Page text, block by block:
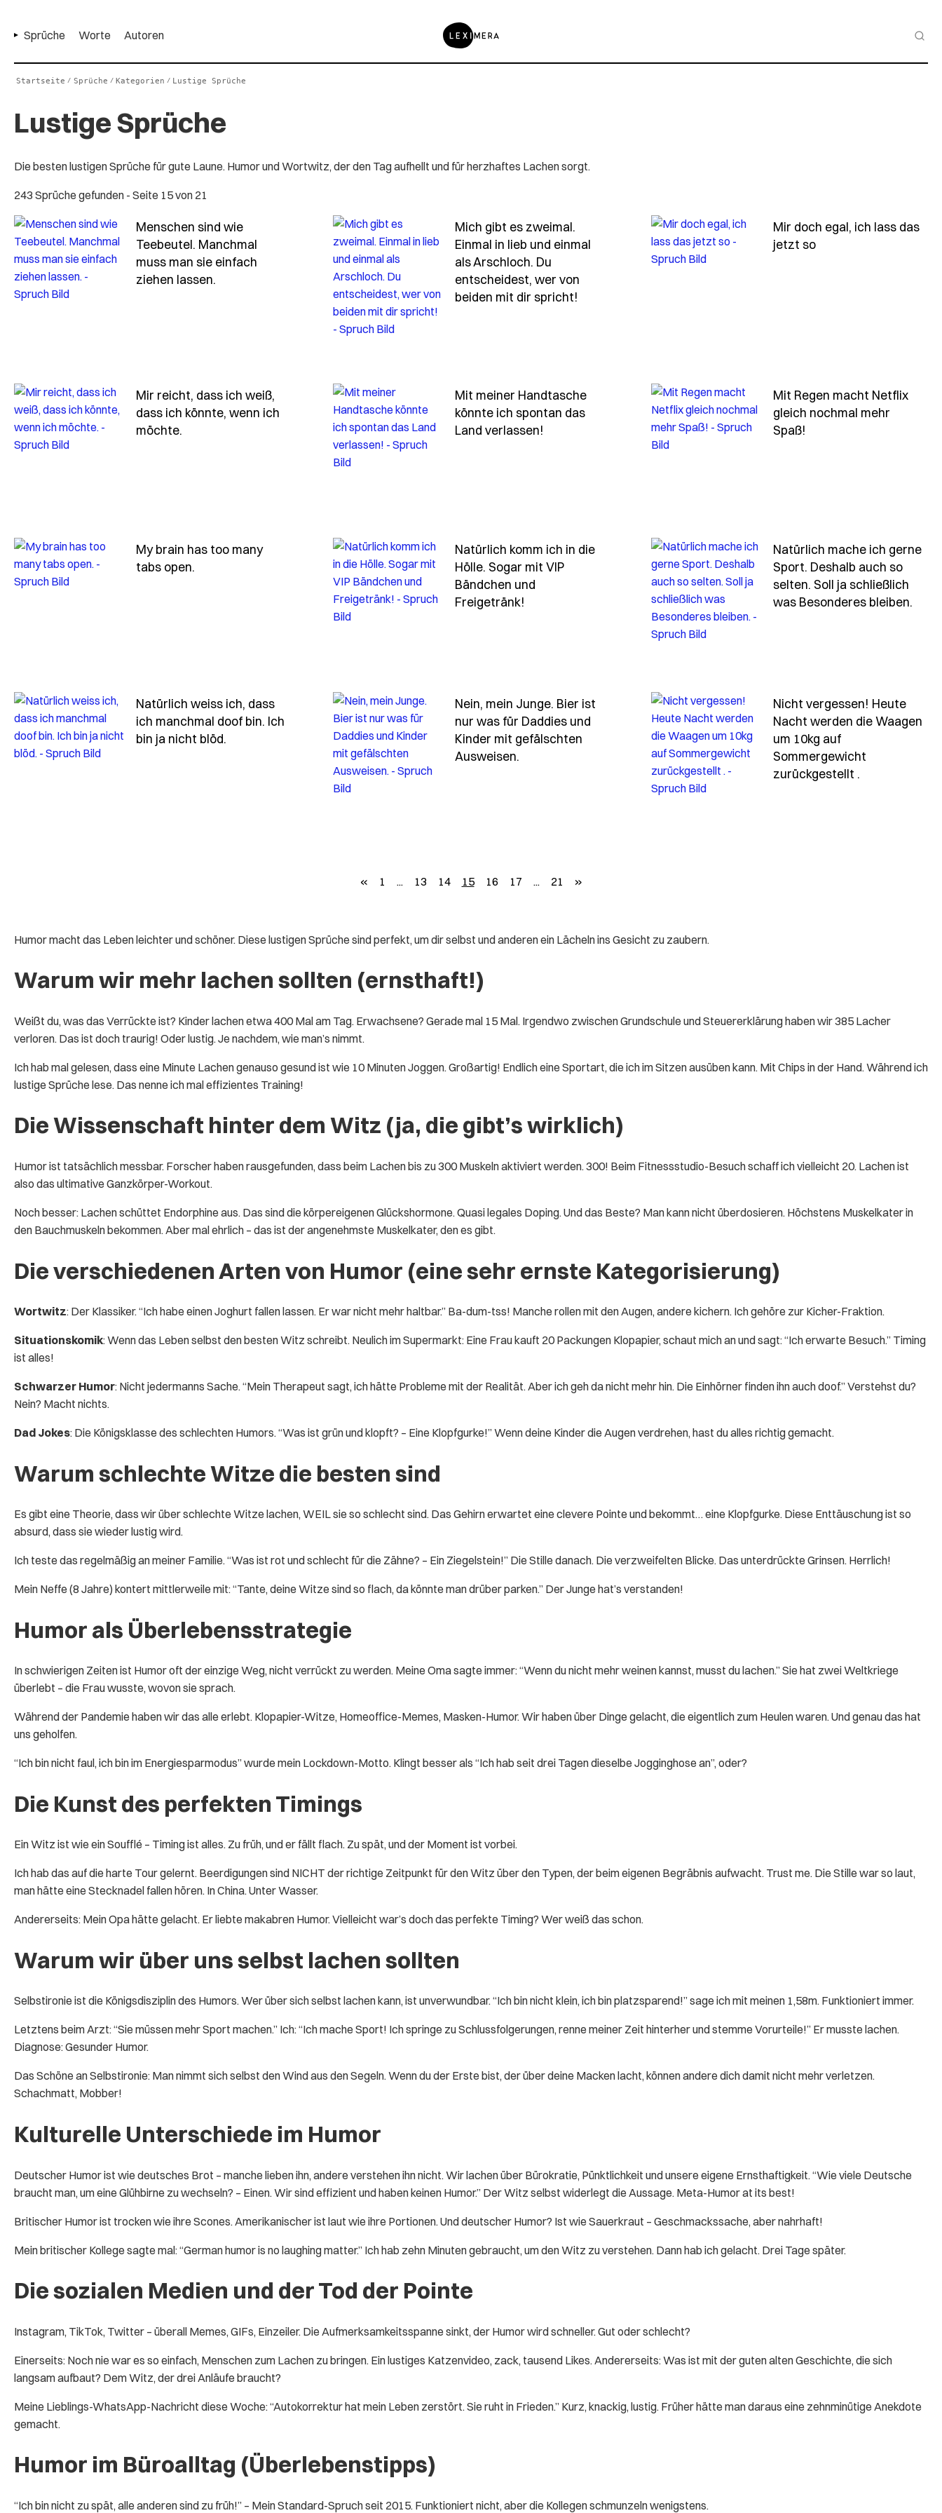
Sprüche Worte Autoren
Startseite / Sprüche / Kategorien / Lustige Sprüche
Lustige Sprüche
Die besten lustigen Sprüche für gute Laune. Humor und Wortwitz, der den Tag aufhellt und für herzhaftes Lachen sorgt.
243 Sprüche gefunden - Seite 15 von 21
Menschen sind wie
Teebeutel. Manchmal
muss man sie einfach
ziehen lassen. - Spruch menschen-sind-wie-teebeutel-manchmal-muss-man-sie-einfach
Mich gibt es zweimal.
Einmal in lieb und einmal
als Arschloch. Du
entscheidest, wer von
beiden mit dir spricht!
Mir doch egal, ich lass das
jetzt so- Spruch mir-doch-
Mir reicht, dass ich weiß,
dass ich könnte, wenn ich
möchte. - Spruch mir-reicht-dass-ich-weiss-dass-ich-koennte-wenn-ich-moechte
Mit meiner Handtasche
könnte ich spontan das
Land verlassen! - Spruch mit-meiner-handtasche-koennte-ich-spontan-das-land-
Mit Regen macht Netflix
gleich nochmal mehr
Spaß!
My brain has too many
tabs open. - Spruch my-brain-has-too-many-tabs-open
Natürlich komm ich in die
Hölle. Sogar mit VIP
Bändchen und
Freigetränk! - Spruch natuerlich-komm-ich-in-die-hoelle-sogar-mit-vip-baendchen
Natürlich mache ich gerne
Sport. Deshalb auch so
selten. Soll ja schließlich
was Besonderes bleiben.
Natürlich weiss ich, dass
ich manchmal doof bin. Ich
bin ja nicht blöd. - Spruch natuerlich-weiss-ich-dass-ich-manchmal-doof-bin-ich-bin-ja
Nein, mein Junge. Bier ist
nur was für Daddies und
Kinder mit gefälschten
Ausweisen. - Spruch nein-mein-junge-bier-ist-nur-was-fuer-daddies-und-kinder
Nicht vergessen! Heute
Nacht werden die Waagen
um 10kg auf
Sommergewicht
zurückgestellt .
«zurück
1 ... 13 14 15 16 17 ... 21 »weiter
Humor macht das Leben leichter und schöner. Diese lustigen Sprüche sind perfekt, um dir selbst und anderen ein Lächeln ins Gesicht zu zaubern.
Warum wir mehr lachen sollten (ernsthaft!)
Weißt du, was das Verrückte ist? Kinder lachen etwa 400 Mal am Tag. Erwachsene? Gerade mal 15 Mal. Irgendwo zwischen Grundschule und Steuererklärung haben wir 385 Lacher
verloren. Das ist doch traurig! Oder lustig. Je nachdem, wie man’s nimmt.
Ich hab mal gelesen, dass eine Minute Lachen genauso gesund ist wie 10 Minuten Joggen. Großartig! Endlich eine Sportart, die ich im Sitzen ausüben kann. Mit Chips in der Hand. Während ich
lustige Sprüche lese. Das nenne ich mal effizientes Training!
Die Wissenschaft hinter dem Witz (ja, die gibt’s wirklich)
Humor ist tatsächlich messbar. Forscher haben rausgefunden, dass beim Lachen bis zu 300 Muskeln aktiviert werden. 300! Beim Fitnessstudio-Besuch schaff ich vielleicht 20. Lachen ist
also das ultimative Ganzkörper-Workout.
Noch besser: Lachen schüttet Endorphine aus. Das sind die körpereigenen Glückshormone. Quasi legales Doping. Und das Beste? Man kann nicht überdosieren. Höchstens Muskelkater in
den Bauchmuskeln bekommen. Aber mal ehrlich – das ist der angenehmste Muskelkater, den es gibt.
Die verschiedenen Arten von Humor (eine sehr ernste Kategorisierung)
Wortwitz: Der Klassiker. “Ich habe einen Joghurt fallen lassen. Er war nicht mehr haltbar.” Ba-dum-tss! Manche rollen mit den Augen, andere kichern. Ich gehöre zur Kicher-Fraktion.
Situationskomik: Wenn das Leben selbst den besten Witz schreibt. Neulich im Supermarkt: Eine Frau kauft 20 Packungen Klopapier, schaut mich an und sagt: “Ich erwarte Besuch.” Timing
ist alles!
Schwarzer Humor: Nicht jedermanns Sache. “Mein Therapeut sagt, ich hätte Probleme mit der Realität. Aber ich geh da nicht mehr hin. Die Einhörner finden ihn auch doof.” Verstehst du?
Nein? Macht nichts.
Dad Jokes: Die Königsklasse des schlechten Humors. “Was ist grün und klopft? – Eine Klopfgurke!” Wenn deine Kinder die Augen verdrehen, hast du alles richtig gemacht.
Warum schlechte Witze die besten sind
Es gibt eine Theorie, dass wir über schlechte Witze lachen, WEIL sie so schlecht sind. Das Gehirn erwartet eine clevere Pointe und bekommt… eine Klopfgurke. Diese Enttäuschung ist so
absurd, dass sie wieder lustig wird.
Ich teste das regelmäßig an meiner Familie. “Was ist rot und schlecht für die Zähne? – Ein Ziegelstein!” Die Stille danach. Die verzweifelten Blicke. Das unterdrückte Grinsen. Herrlich!
Mein Neffe (8 Jahre) kontert mittlerweile mit: “Tante, deine Witze sind so flach, da könnte man drüber parken.” Der Junge hat’s verstanden!
Humor als Überlebensstrategie
In schwierigen Zeiten ist Humor oft der einzige Weg, nicht verrückt zu werden. Meine Oma sagte immer: “Wenn du nicht mehr weinen kannst, musst du lachen.” Sie hat zwei Weltkriege
überlebt – die Frau wusste, wovon sie sprach.
Während der Pandemie haben wir das alle erlebt. Klopapier-Witze, Homeoffice-Memes, Masken-Humor. Wir haben über Dinge gelacht, die eigentlich zum Heulen waren. Und genau das hat
uns geholfen.
“Ich bin nicht faul, ich bin im Energiesparmodus” wurde mein Lockdown-Motto. Klingt besser als “Ich hab seit drei Tagen dieselbe Jogginghose an”, oder?
Die Kunst des perfekten Timings
Ein Witz ist wie ein Soufflé – Timing ist alles. Zu früh, und er fällt flach. Zu spät, und der Moment ist vorbei.
Ich hab das auf die harte Tour gelernt. Beerdigungen sind NICHT der richtige Zeitpunkt für den Witz über den Typen, der beim eigenen Begräbnis aufwacht. Trust me. Die Stille war so laut,
man hätte eine Stecknadel fallen hören. In China. Unter Wasser.
Andererseits: Mein Opa hätte gelacht. Er liebte makabren Humor. Vielleicht war’s doch das perfekte Timing? Wer weiß das schon.
Warum wir über uns selbst lachen sollten
Selbstironie ist die Königsdisziplin des Humors. Wer über sich selbst lachen kann, ist unverwundbar. “Ich bin nicht klein, ich bin platzsparend!” sage ich mit meinen 1,58m. Funktioniert immer.
Letztens beim Arzt: “Sie müssen mehr Sport machen.” Ich: “Ich mache Sport! Ich springe zu Schlussfolgerungen, renne meiner Zeit hinterher und stemme Vorurteile!” Er musste lachen.
Diagnose: Gesunder Humor.
Das Schöne an Selbstironie: Man nimmt sich selbst den Wind aus den Segeln. Wenn du der Erste bist, der über deine Macken lacht, können andere dich damit nicht mehr verletzen.
Schachmatt, Mobber!
Kulturelle Unterschiede im Humor
Deutscher Humor ist wie deutsches Brot – manche lieben ihn, andere verstehen ihn nicht. Wir lachen über Bürokratie, Pünktlichkeit und unsere eigene Ernsthaftigkeit. “Wie viele Deutsche
braucht man, um eine Glühbirne zu wechseln? – Einen. Wir sind effizient und haben keinen Humor.” Der Witz selbst widerlegt die Aussage. Meta-Humor at its best!
Britischer Humor ist trocken wie ihre Scones. Amerikanischer ist laut wie ihre Portionen. Und deutscher Humor? Ist wie Sauerkraut – Geschmackssache, aber nahrhaft!
Mein britischer Kollege sagte mal: “German humor is no laughing matter.” Ich hab zehn Minuten gebraucht, um den Witz zu verstehen. Dann hab ich gelacht. Drei Tage später.
Die sozialen Medien und der Tod der Pointe
Instagram, TikTok, Twitter – überall Memes, GIFs, Einzeiler. Die Aufmerksamkeitsspanne sinkt, der Humor wird schneller. Gut oder schlecht?
Einerseits: Noch nie war es so einfach, Menschen zum Lachen zu bringen. Ein lustiges Katzenvideo, zack, tausend Likes. Andererseits: Was ist mit der guten alten Geschichte, die sich
langsam aufbaut? Dem Witz, der drei Anläufe braucht?
Meine Lieblings-WhatsApp-Nachricht diese Woche: “Autokorrektur hat mein Leben zerstört. Sie ruht in Frieden.” Kurz, knackig, lustig. Früher hätte man daraus eine zehnminütige Anekdote
gemacht.
Humor im Büroalltag (Überlebenstipps)
“Ich bin nicht zu spät, alle anderen sind zu früh!” – Mein Standard-Spruch seit 2015. Funktioniert nicht, aber die Kollegen schmunzeln wenigstens.